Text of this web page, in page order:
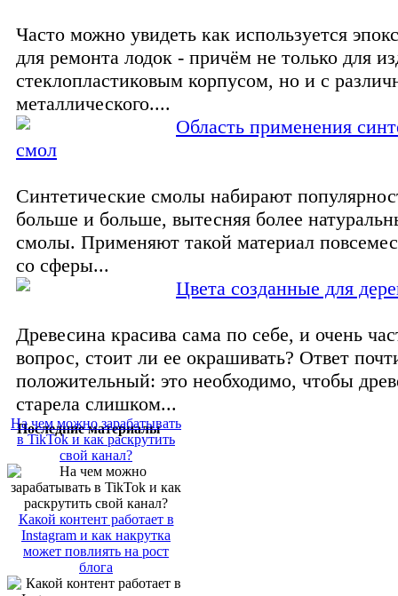
Часто можно увидеть как используется
для ремонта лодок - причём не только для
стеклопластиковым корпусом, но и с
металлического....
Область применения
смол
Синтетические смолы набирают
больше и больше, вытесняя более
смолы. Применяют такой материал
со сферы...
Цвета созданные для
Древесина красива сама по себе, и очень
вопрос, стоит ли ее окрашивать? Ответ
положительный: это необходимо, чтобы
старела слишком...
Последние материалы
На чем можно зарабатывать
в TikTok и как раскрутить
свой канал?
Какой контент работает в
Instagram и как накрутка
может повлиять на рост
блога